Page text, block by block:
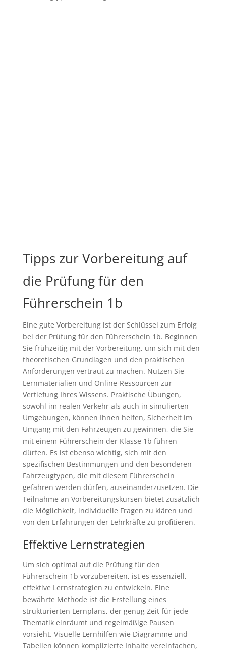
Tipps zur Vorbereitung auf
die Prüfung für den
Führerschein 1b
Eine gute Vorbereitung ist der Schlüssel zum Erfolg
bei der Prüfung für den Führerschein 1b. Beginnen
Sie frühzeitig mit der Vorbereitung, um sich mit den
theoretischen Grundlagen und den praktischen
Anforderungen vertraut zu machen. Nutzen Sie
Lernmaterialien und Online-Ressourcen zur
Vertiefung Ihres Wissens. Praktische Übungen,
sowohl im realen Verkehr als auch in simulierten
Umgebungen, können Ihnen helfen, Sicherheit im
Umgang mit den Fahrzeugen zu gewinnen, die Sie
mit einem Führerschein der Klasse 1b führen
dürfen. Es ist ebenso wichtig, sich mit den
spezifischen Bestimmungen und den besonderen
Fahrzeugtypen, die mit diesem Führerschein
gefahren werden dürfen, auseinanderzusetzen. Die
Teilnahme an Vorbereitungskursen bietet zusätzlich
die Möglichkeit, individuelle Fragen zu klären und
von den Erfahrungen der Lehrkräfte zu profitieren.
Effektive Lernstrategien
Um sich optimal auf die Prüfung für den
Führerschein 1b vorzubereiten, ist es essenziell,
effektive Lernstrategien zu entwickeln. Eine
bewährte Methode ist die Erstellung eines
strukturierten Lernplans, der genug Zeit für jede
Thematik einräumt und regelmäßige Pausen
vorsieht. Visuelle Lernhilfen wie Diagramme und
Tabellen können komplizierte Inhalte vereinfachen,